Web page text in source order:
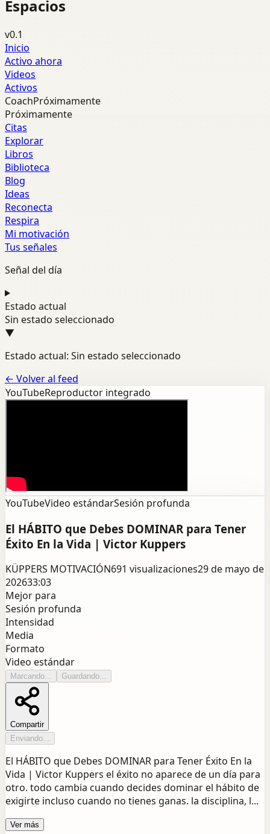
Espacios
v0.1
Inicio
Activo ahora
Videos
Activos
CoachPróximamente
Próximamente
Citas
Explorar
Libros
Biblioteca
Blog
Ideas
Reconecta
Respira
Mi motivación
Tus señales
Señal del día
Estado actual
Sin estado seleccionado
▼
Estado actual: Sin estado seleccionado
← Volver al feed
YouTubeReproductor integrado
YouTubeVideo estándarSesión profunda
El HÁBITO que Debes DOMINAR para Tener
Éxito En la Vida | Victor Kuppers
KÜPPERS MOTIVACIÓN691 visualizaciones29 de mayo de
202633:03
Mejor para
Sesión profunda
Intensidad
Media
Formato
Video estándar
Marcando... Guardando...
Compartir
Enviando...
El HÁBITO que Debes DOMINAR para Tener Éxito En la
Vida | Victor Kuppers el éxito no aparece de un día para
otro. todo cambia cuando decides dominar el hábito de
exigirte incluso cuando no tienes ganas. la disciplina, l...
Ver más